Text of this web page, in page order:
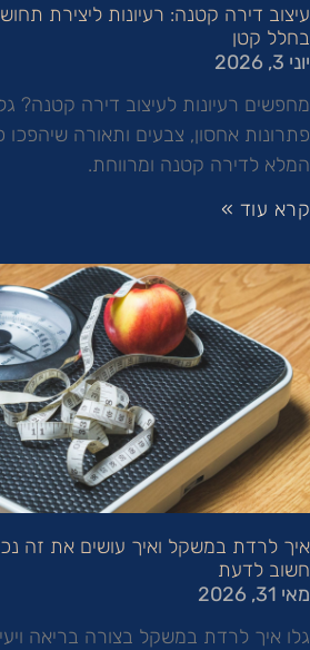
עיצוב דירה קטנה: רעיונות ליצירת
בחלל קטן
יוני 3, 2026
מחפשים רעיונות לעיצוב דירה קטנה?
פתרונות אחסון, צבעים ותאורה
המלא לדירה קטנה ומרווחת.
קרא עוד »
איך לרדת במשקל ואיך עושים את זה
חשוב לדעת
מאי 31, 2026
גלו איך לרדת במשקל בצורה בריאה